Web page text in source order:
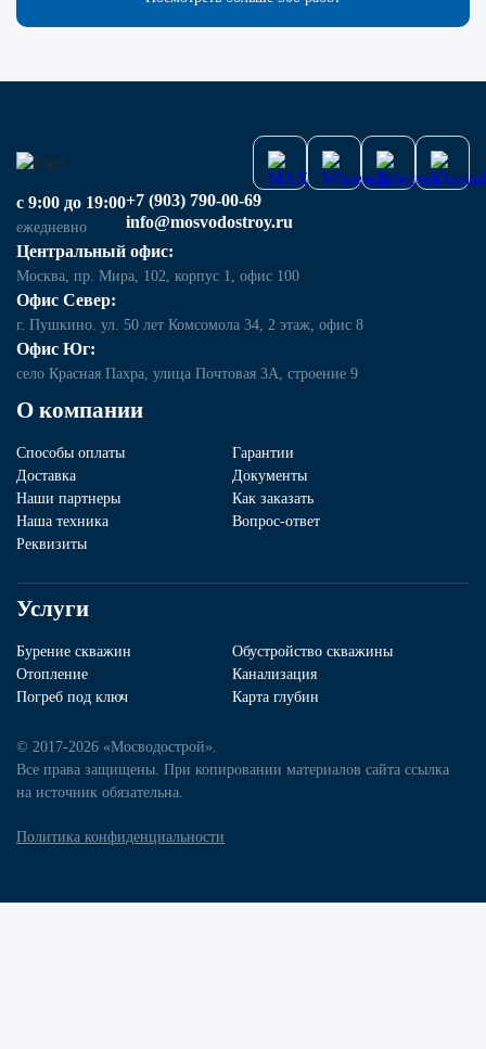
О компании
Способы оплаты
Гарантии
Доставка
Документы
Наши партнеры
Как заказать
Наша техника
Вопрос-ответ
Реквизиты
Услуги
Бурение скважин
Обустройство скважины
Отопление
Канализация
Погреб под ключ
Карта глубин
с 9:00 до 19:00
ежедневно
+7 (903) 790-00-69
info@mosvodostroy.ru
Центральный офис:
Москва, пр. Мира, 102, корпус 1, офис 100
Офис Север:
г. Пушкино. ул. 50 лет Комсомола 34, 2 этаж, офис 8
Офис Юг:
село Красная Пахра, улица Почтовая 3А, строение 9
© 2017-2026 «Мосводострой».
Все права защищены. При копировании материалов сайта ссылка
на источник обязательна.
Политика конфиденциальности